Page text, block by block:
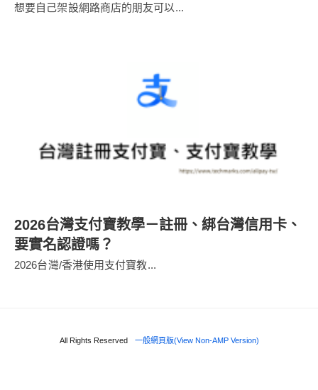
想要自己架設網路商店的朋友可以...
2026台灣支付寶教學－註冊、綁台灣信用卡、
要實名認證嗎？
2026台灣/香港使用支付寶教...
All Rights Reserved 一般網頁版(View Non-AMP Version)